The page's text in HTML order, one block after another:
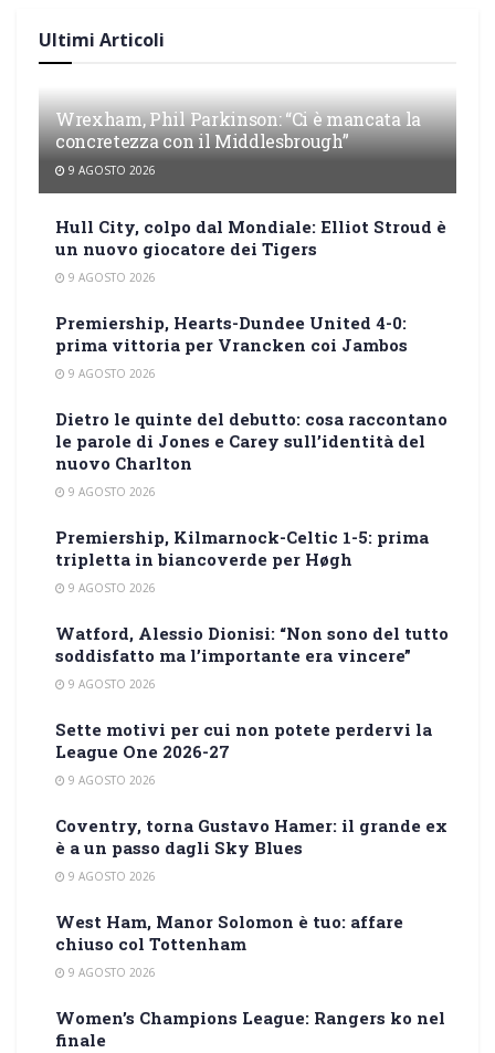
Ultimi Articoli
Wrexham, Phil Parkinson: “Ci è mancata la
concretezza con il Middlesbrough”
9 AGOSTO 2026
Hull City, colpo dal Mondiale: Elliot Stroud è
un nuovo giocatore dei Tigers
9 AGOSTO 2026
Premiership, Hearts-Dundee United 4-0:
prima vittoria per Vrancken coi Jambos
9 AGOSTO 2026
Dietro le quinte del debutto: cosa raccontano
le parole di Jones e Carey sull’identità del
nuovo Charlton
9 AGOSTO 2026
Premiership, Kilmarnock-Celtic 1-5: prima
tripletta in biancoverde per Høgh
9 AGOSTO 2026
Watford, Alessio Dionisi: “Non sono del tutto
soddisfatto ma l’importante era vincere”
9 AGOSTO 2026
Sette motivi per cui non potete perdervi la
League One 2026-27
9 AGOSTO 2026
Coventry, torna Gustavo Hamer: il grande ex
è a un passo dagli Sky Blues
9 AGOSTO 2026
West Ham, Manor Solomon è tuo: affare
chiuso col Tottenham
9 AGOSTO 2026
Women’s Champions League: Rangers ko nel
finale